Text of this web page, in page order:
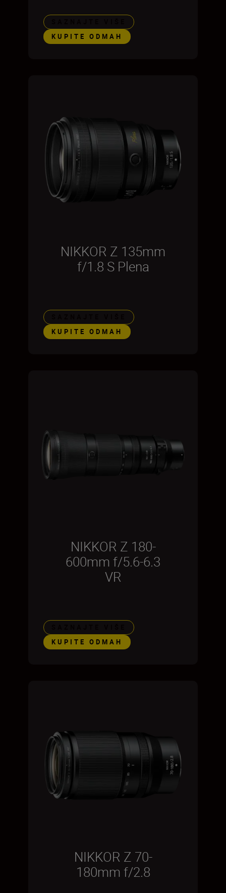
KUPITE ODMAH
NIKKOR Z 135mm
f/1.8 S Plena
KUPITE ODMAH
NIKKOR Z 180-
600mm f/5.6-6.3
VR
KUPITE ODMAH
NIKKOR Z 70-
180mm f/2.8